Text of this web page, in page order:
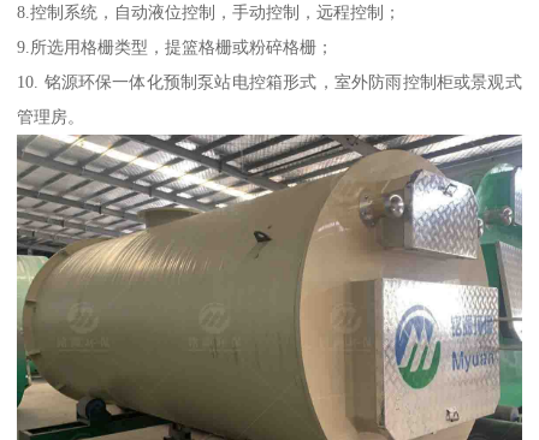
8.控制系统，自动液位控制，手动控制，远程控制；
9.所选用格栅类型，提篮格栅或粉碎格栅；
10. 铭源环保一体化预制泵站电控箱形式，室外防雨控制柜或景观式
管理房。